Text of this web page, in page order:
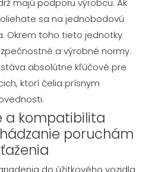
majú podporu výrobcu. Ak
sa na jednobodovú
Okrem toho tieto jednotky
a výrobné normy.
absolútne kľúčové pre
ktorí čelia prísnym
a kompatibilita
poruchám
do úžitkového vozidla